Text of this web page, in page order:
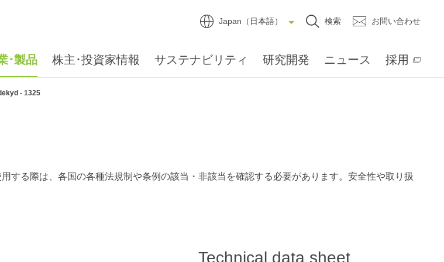
Japan（日本語） 検索 お問い合わせ
･製品 株主･投資家情報 サステナビリティ 研究開発 ニュース 採用
- 1325
する際は、各国の各種法規制や条例の該当・非該当を確認する必要があります。安全性や取り扱
Technical data sheet